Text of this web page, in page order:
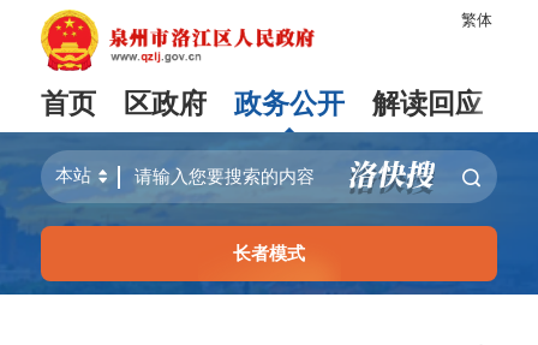
繁体
首页 区政府 政务公开 解读回应
长者模式